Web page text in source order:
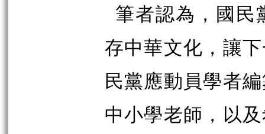
筆者認為，國民
存中華文化，讓
民黨應動員學者
中小學老師，以